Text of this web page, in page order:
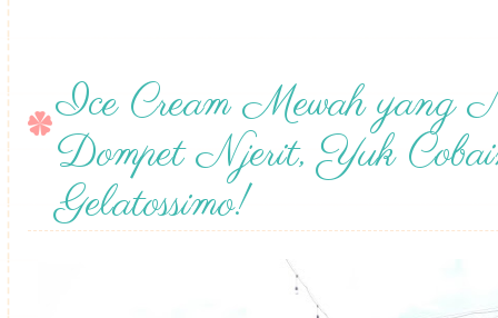
Ice Cream Mewah yang
Dompet Njerit, Yuk
Gelatossimo!